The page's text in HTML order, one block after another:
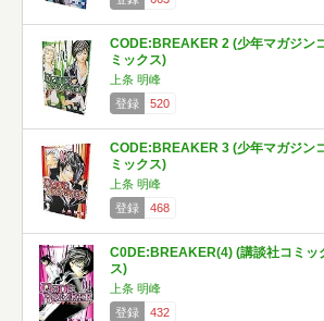
CODE:BREAKER 2 (少年マガジン
ミックス)
上条 明峰
登録
520
CODE:BREAKER 3 (少年マガジン
ミックス)
上条 明峰
登録
468
C0DE:BREAKER(4) (講談社コミッ
ス)
上条 明峰
登録
432